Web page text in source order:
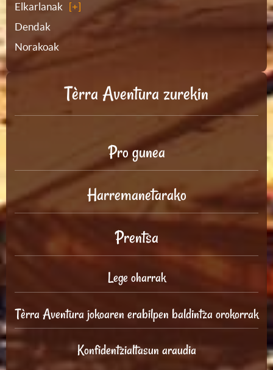
Elkarlanak
Dendak
Norakoak
Tèrra Aventura zurekin
Pro gunea
Harremanetarako
Prentsa
Lege oharrak
Tèrra Aventura jokoaren erabilpen baldintza orokorrak
Konfidentzialtasun araudia